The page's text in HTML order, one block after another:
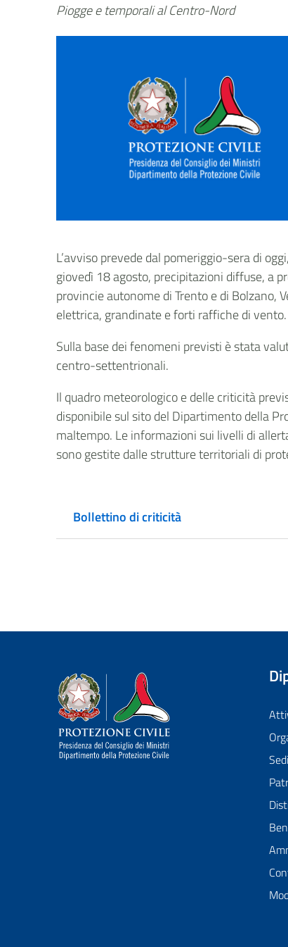
Piogge e temporali al Centro-Nord
L’avviso prevededal pomeriggio-sera di
giovedì 18 agosto, precipitazioni diffuse, a
provincie autonome di Trento e di Bolzano,
elettrica, grandinate e forti raffiche di vento.
Sulla base dei fenomeni previsti è stata
centro-settentrionali.
Il quadro meteorologico e delle criticità
disponibile sul sito del Dipartimento della
maltempo. Le informazioni sui livelli di
sono gestite dalle strutture territoriali di
Bollettino di criticità
Dipartimento della Protezione
Sedi